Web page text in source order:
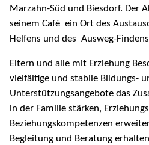
Marzahn-Süd und Biesdorf. Der
seinem Café ein Ort des
Helfens und des Ausweg-
Eltern und alle mit Erziehung
vielfältige und stabile Bildungs-
Unterstützungsangebote das
in der Familie stärken,
Beziehungskompetenzen
Begleitung und Beratung